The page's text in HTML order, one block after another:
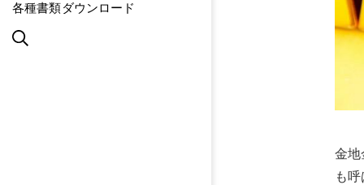
各種書類ダウンロード
金地
も